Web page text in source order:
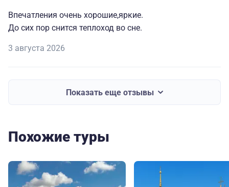
Впечатления очень хорошие,яркие.
До сих пор снится теплоход во сне.
3 августа 2026
Показать еще отзывы
Похожие туры